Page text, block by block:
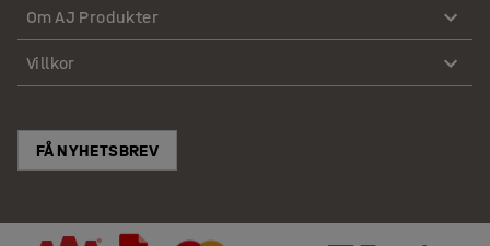
Om AJ Produkter
Villkor
FÅ NYHETSBREV